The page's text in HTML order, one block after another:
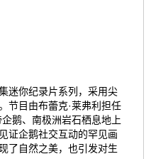
迷你纪录片系列，采用尖
节目由布蕾克·莱弗利担任
鹅、南极洲岩石栖息地上
证企鹅社交互动的罕见画
了自然之美，也引发对生